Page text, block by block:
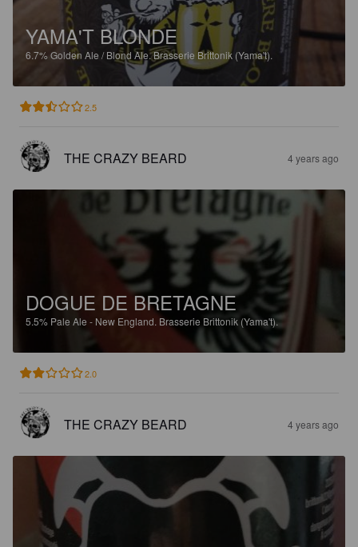
YAMA'T BLONDE
6.7%Golden Ale / Blond Ale.Brasserie Brittonik (Yama't).
2.5
THE CRAZY BEARD 4 years ago
DOGUE DE BRETAGNE
5.5% Pale Ale - New England. Brasserie Brittonik (Yama't).
2.0
THE CRAZY BEARD 4 years ago